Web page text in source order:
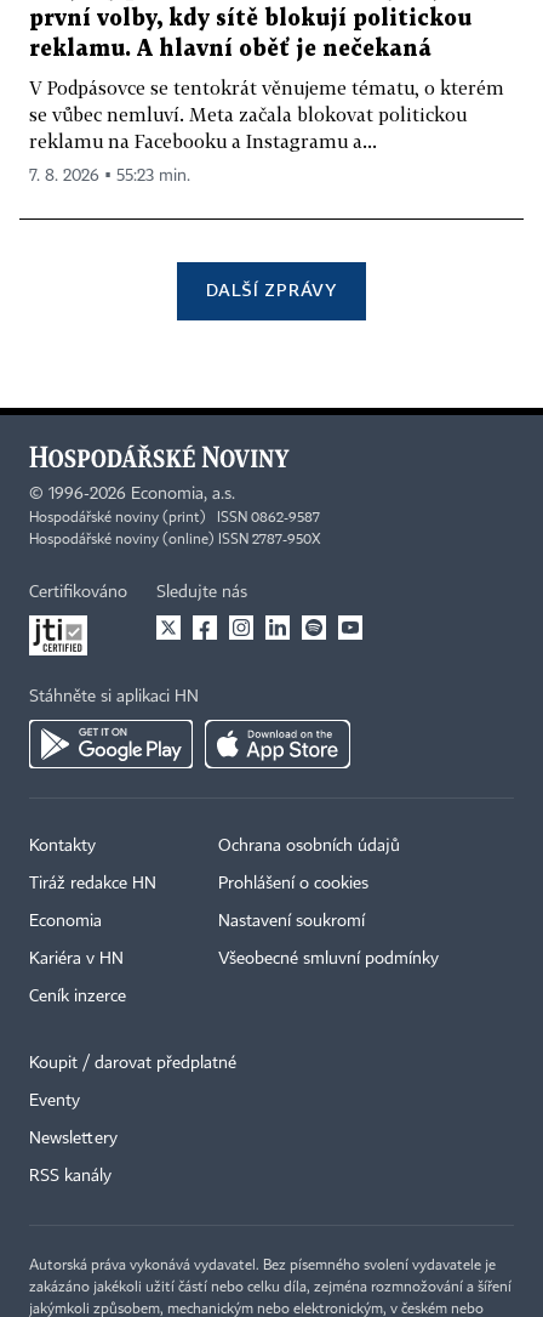
první volby, kdy sítě blokují politickou
reklamu. A hlavní oběť je nečekaná
V Podpásovce se tentokrát věnujeme tématu, o kterém
se vůbec nemluví. Meta začala blokovat politickou
reklamu na Facebooku a Instagramu a...
7. 8. 2026 ▪ 55:23 min.
DALŠÍ ZPRÁVY
© 1996-2026 Economia, a.s.
Hospodářské noviny (print) ISSN 0862-9587
Hospodářské noviny (online) ISSN 2787-950X
Certifikováno Sledujte nás
Stáhněte si aplikaci HN
Kontakty
Tiráž redakce HN
Economia
Kariéra v HN
Ceník inzerce
Ochrana osobních údajů
Prohlášení o cookies
Nastavení soukromí
Všeobecné smluvní podmínky
Koupit / darovat předplatné
Eventy
Newslettery
RSS kanály
Autorská práva vykonává vydavatel. Bez písemného svolení vydavatele je
zakázáno jakékoli užití částí nebo celku díla, zejména rozmnožování a šíření
jakýmkoli způsobem, mechanickým nebo elektronickým, v českém nebo